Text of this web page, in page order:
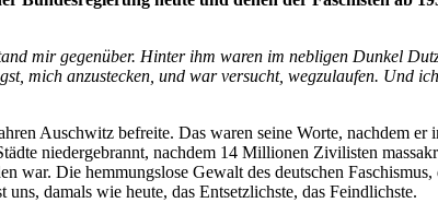
mir gegenüber. Hinter ihm waren im nebligen Dunkel
mich anzustecken, und war versucht, wegzulaufen. Und
Auschwitz befreite. Das waren seine Worte, nachdem
niedergebrannt, nachdem 14 Millionen Zivilisten
Die hemmungslose Gewalt des deutschen
damals wie heute, das Entsetzlichste, das Feindlichste.